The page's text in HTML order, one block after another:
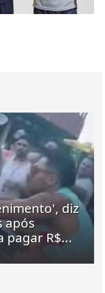
diz
após
pagar R$...